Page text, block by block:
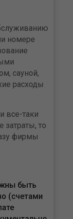
номере
сауной,
расходы
все-таки
затраты, то
фирмы
быть
(счетами